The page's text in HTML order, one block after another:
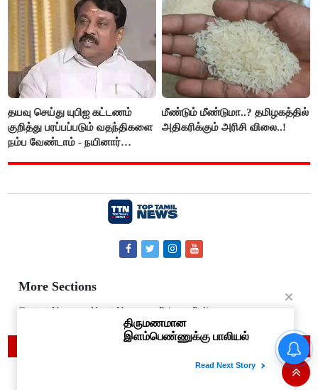
தயவு செய்து யுபிஐ கட்டணம்
குறித்து பரப்பப்படும் வதந்திகளை
நம்ப வேண்டாம் - நயினார்
மீண்டும் மீண்டுமா..? தமிழகத்தில்
அதிகரிக்கும் அரிசி விலை..!
More Sections
Contact Us About Us Privacy Policy
© 2019 Top Tamil News